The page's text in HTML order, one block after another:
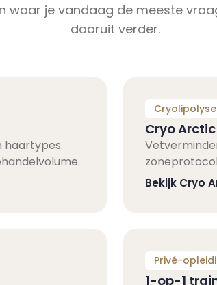
waar je vandaag de meeste
daaruit verder.
haartypes.
Cryolipolyse
Cryo
Bekijk Cryo
Privé-
1-op-1